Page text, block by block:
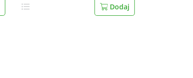
Dodaj